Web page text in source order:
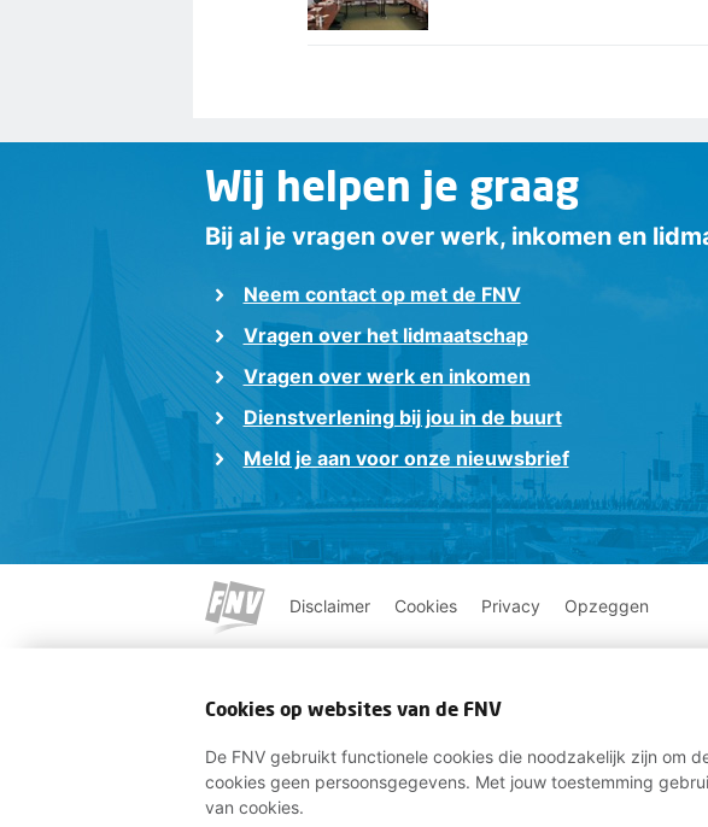
Wij helpen je graag
Bij al je vragen over werk, inkomen en
Neem contact op met de FNV
Vragen over het lidmaatschap
Vragen over werk en inkomen
Dienstverlening bij jou in de buurt
Meld je aan voor onze nieuwsbrief
Disclaimer Cookies Privacy Opzeggen
Cookies op websites van de FNV
De FNV gebruikt functionele cookies die noodzakelijk zijn om
cookies geen persoonsgegevens. Met jouw toestemming
van cookies.